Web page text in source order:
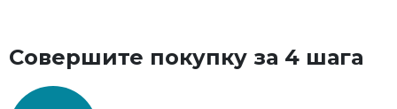
Совершите покупку за 4 шага